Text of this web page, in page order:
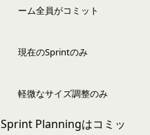
ーム全員がコミット
現在のSprintのみ
軽微なサイズ調整のみ
Sprint Planningはコミッ